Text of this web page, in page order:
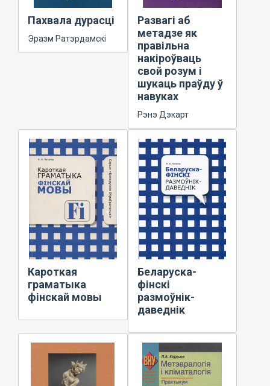
Пахвала дурасці
Эразм Ратэрдамскі
Развагі аб
метадзе як
правільна
накіроўваць
свой розум і
шукаць праўду ў
навуках
Рэнэ Дэкарт
Кароткая
граматыка
фінскай мовы
Беларуска-
фінскі
размоўнік-
даведнік